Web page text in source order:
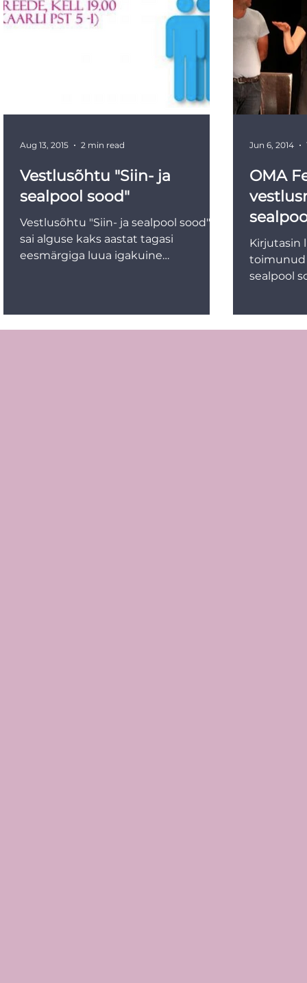
Vestlusõhtu "Siin- ja
sealpool sood"
Vestlusõhtu "Siin- ja sealpool sood"
sai alguse kaks aastat tagasi
eesmärgiga luua igakuine
Aug 13, 2015 2 min read
OMA
Kirjutasin
toimunud
sealpool
Jun 6, 2014